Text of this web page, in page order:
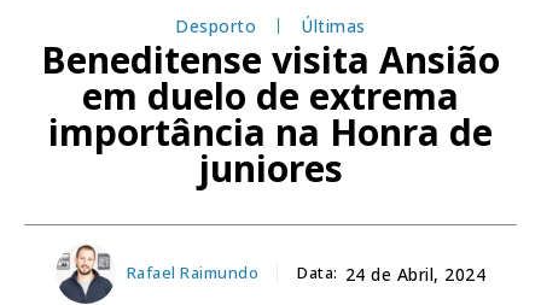
Desporto Últimas
Beneditense visita Ansião
em duelo de extrema
importância na Honra de
juniores
Rafael Raimundo Data: 24 de Abril, 2024